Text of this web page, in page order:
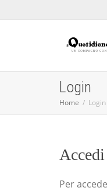
Login
Home Login
Per